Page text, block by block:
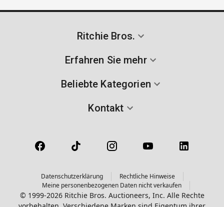
Ritchie Bros.
Erfahren Sie mehr
Beliebte Kategorien
Kontakt
Datenschutzerklärung
Rechtliche Hinweise
Meine personenbezogenen Daten nicht verkaufen
© 1999-2026 Ritchie Bros. Auctioneers, Inc. Alle Rechte